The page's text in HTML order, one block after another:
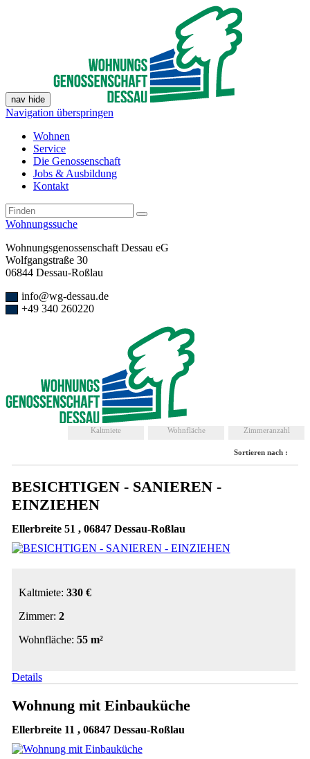
nav hide
Navigation überspringen
Wohnen
Service
Die Genossenschaft
Jobs & Ausbildung
Kontakt
Wohnungssuche
Wohnungsgenossenschaft Dessau eG
Wolfgangstraße 30
06844 Dessau-Roßlau
info@wg-dessau.de
+49 340 260220
Zimmeranzahl
Wohnfläche
Kaltmiete
Sortieren nach :
BESICHTIGEN - SANIEREN -
EINZIEHEN
Ellerbreite 51 , 06847 Dessau-Roßlau
Kaltmiete: 330 €
Zimmer: 2
Wohnfläche: 55 m²
Details
Wohnung mit Einbauküche
Ellerbreite 11 , 06847 Dessau-Roßlau